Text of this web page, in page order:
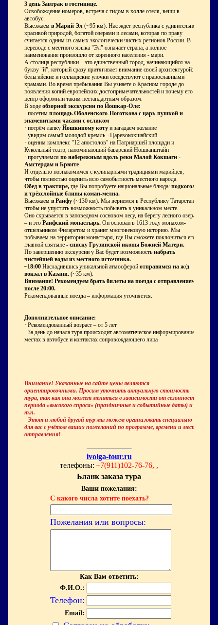
3 день Завтрак в гостинице.
Освобождение номеров, встреча с гидом в холле отеля, вещи в
автобус.
Выезжаем в Марий Эл (~95 км). Нас ждёт республика с удивительно
красивой природой, богатой озерами и лесами, которая по праву
считается одним из самых экологически чистых регионов России. В
переводе с местного языка "Эл” означает страна, а полное
наименование произошло от коренного населения - мари.
А столица республики – это единственный город, начинающийся на
букву "й”, который сразу притягивает внимание своей архитектурой:
бельгийские и голландские улочки соседствуют с православными
храмами. Во время пребывания Вы узнаете о Красном городе до
появления копий европейских достопримечательностей и почему его
центр оформили таким нестандартным образом.
В ходе обзорной экскурсии по Йошкар-Оле:
· посетим площадь Оболенского-Ноготкова с царь-пушкой и
знаменитыми часами с осликом
· потрём лапку Йошкиному коту и загадаем желание
· увидим самый молодой кремль - Царевококшайский
· оценим комплекс "12 апостолов" на Патриаршей площади и
Кукольный театр, напоминающий баварский Ношванштайн
· прогуляемся по набережным вдоль реки Малой Кокшаги -
Амстердам и Брюгге
И отдельно познакомимся с кулинарными традициями марийцев,
чтобы полностью оценить всю самобытность местного народа.
Обед в трактире, где Вы попробуете национальные блюда: подкоголи
и трёхслойные блины коман-мелна.
Выезжаем в Раифу (~130 км). Мы вернемся в Республику Татарстан,
чтобы не упустить возможность побывать в уникальном месте.
Оно скрывается в заповедном сосновом лесу, на берегу лесного озера
– и это Раифский монастырь. Он основан в 1613 году монахом-
отшельником Филаретом и хранит многовековую историю. Мы
побываем на территории монастыря, где Вы сможете поклониться его
главной святыне - списку Грузинской иконы Божией Матери.
По завершению экскурсии у Вас будет возможность набрать
чистейшей воды из местного источника.
~18:00 Насладившись уникальной атмосферой отправимся на ж/д
вокзал в Казани. (~35 км).
Внимание! Рекомендуем брать билеты на поезда с отправлением
после 20:00.
Рекомендованные поезда – информация уточняется.
Дополнительное описание:
· Рекомендованный возраст – от 5 лет
· За день до начала тура происходит автоматическое информирование о
местах в автобусе и контактах сопровождающего лица
Внимание! Указанные на сайте цены являются
ориентировочными. Просим уточнять актуальную стоимость
тура, так как она может меняться в зависимости от сезонности,
периода «высокого спроса» (праздничные и событийные даты) и
т.п.
- Этот и любой другой тур мы можем организовать специально
для вас с учётом ваших пожеланий по программе, времени и месту
отправления!
ivolga-tour.ru
телефоны: +7(911)102-76-76, ,
Бланк заказа тура
Ваши пожелания:
С какого числа хотите поехать?
Пожелания или вопросы:
Как Вам ответить:
Ф.И.О.:
Телефон:
Email: